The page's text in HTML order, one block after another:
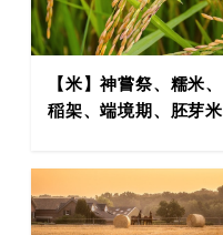
【米】神嘗祭、糯米、
稲架、端境期、胚芽米